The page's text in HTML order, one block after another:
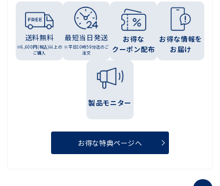
送料無料
※6,600円(税込)以上の
ご購入
最短当日発送
※平日10時59分迄のご
注文
お得な
クーポン配布
お得な情報を
お届け
製品モニター
お得な特典ページへ